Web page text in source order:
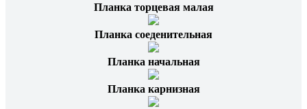
Планка торцевая малая
Планка соеденительная
Планка начальная
Планка карнизная